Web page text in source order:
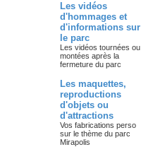
Les vidéos
d'hommages et
d'informations sur
le parc
Les vidéos tournées ou
montées après la
fermeture du parc
Les maquettes,
reproductions
d'objets ou
d'attractions
Vos fabrications perso
sur le thème du parc
Mirapolis